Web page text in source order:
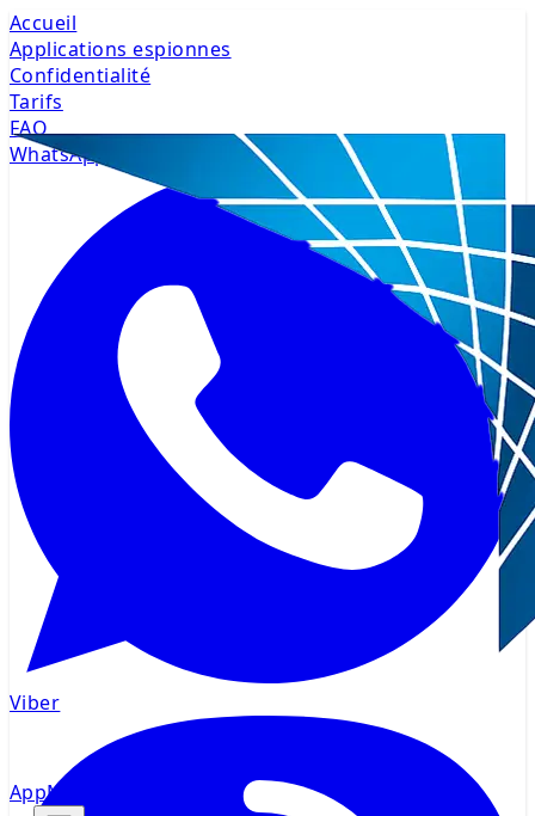
AppMsr
Accueil
Applications espionnes
Confidentialité
Tarifs
FAQ
WhatsApp
Viber